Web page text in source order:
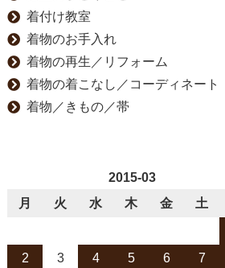
着付け教室
着物のお手入れ
着物の再生／リフォーム
着物の着こなし／コーディネート
着物／きもの／帯
2015-03
月
火 水 木 金 土
2
3 4 5 6 7